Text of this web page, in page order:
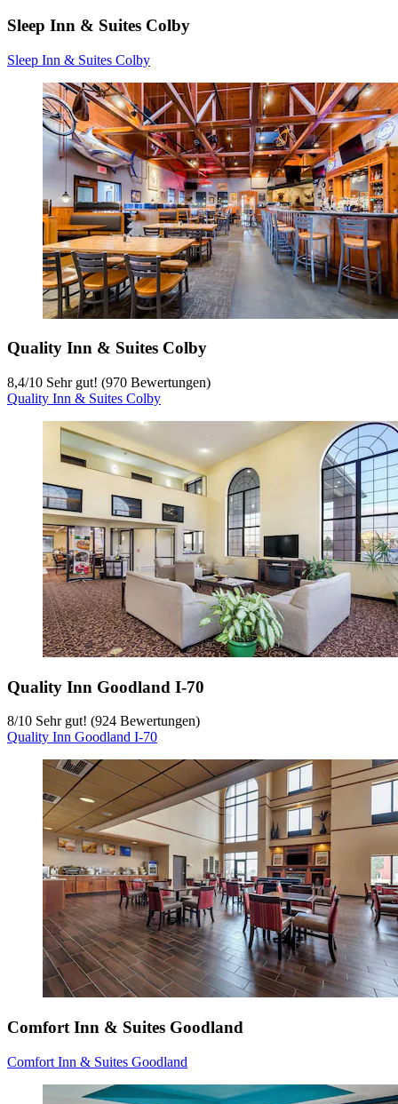
Sleep Inn & Suites Colby
Sleep Inn & Suites Colby
Quality Inn & Suites Colby
8,4/10 Sehr gut! (970 Bewertungen)
Quality Inn & Suites Colby
Quality Inn Goodland I-70
8/10 Sehr gut! (924 Bewertungen)
Quality Inn Goodland I-70
Comfort Inn & Suites Goodland
Comfort Inn & Suites Goodland